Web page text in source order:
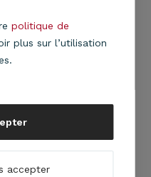
78,50
politique de
plus sur l’utilisation
accepter